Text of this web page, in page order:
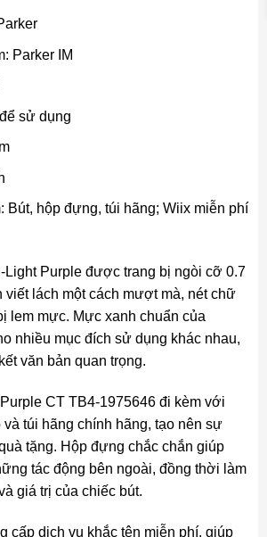
Parker IM
sử dụng
Bút, hộp đựng, túi hãng; Wiix miễn phí
Light Purple được trang bị ngòi cỡ 0.7
viết lách một cách mượt mà, nét chữ
lem mực. Mực xanh chuẩn của
nhiều mục đích sử dụng khác nhau,
văn bản quan trọng.
CT TB4-1975646 đi kèm với
túi hãng chính hãng, tạo nên sự
tặng. Hộp đựng chắc chắn giúp
tác động bên ngoài, đồng thời làm
giá trị của chiếc bút.
cấp dịch vụ khắc tên miễn phí, giúp